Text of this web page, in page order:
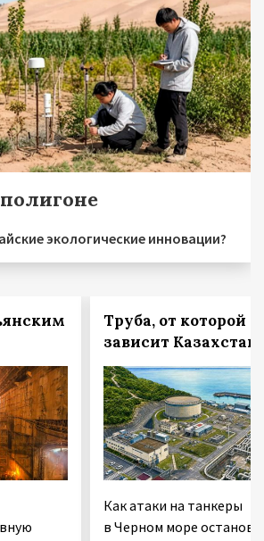
экологические инновации?
Труба, от которой
зависит Казахстан
Как атаки на танкеры
в Черном море